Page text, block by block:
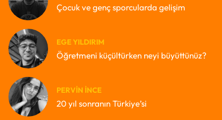
Çocuk ve genç sporcularda gelişim
EGE YILDIRIM
Öğretmeni küçültürken neyi büyüttünüz?
PERVIN İNCE
20 yıl sonranın Türkiye’si